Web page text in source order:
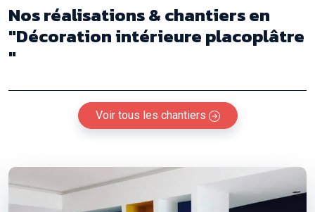
Nos réalisations & chantiersen
"Décoration intérieure placoplâtre
"
Voir tous les chantiers